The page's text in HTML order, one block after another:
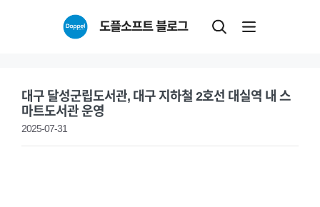
도플소프트 블로그
대구 달성군립도서관, 대구 지하철 2호선 대실역 내 스
마트도서관 운영
2025-07-31